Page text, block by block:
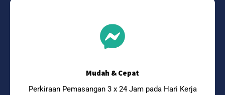
Mudah & Cepat
Perkiraan Pemasangan 3 x 24 Jam pada Hari Kerja